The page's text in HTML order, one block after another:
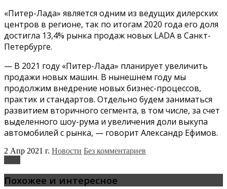
«Питер-Лада» является одним из ведущих дилерских
центров в регионе, так по итогам 2020 года его доля
достигла 13,4% рынка продаж новых LADA в Санкт-
Петербурге.
— В 2021 году «Питер-Лада» планирует увеличить
продажи новых машин. В нынешнем году мы
продолжим внедрение новых бизнес-процессов,
практик и стандартов. Отдельно будем заниматься
развитием вторичного сегмента, в том числе, за счет
выделенного шоу-рума и увеличения доли выкупа
автомобилей с рынка, — говорит Александр Ефимов.
2 Апр 2021 г. Новости Без комментариев
Похожее и интересное